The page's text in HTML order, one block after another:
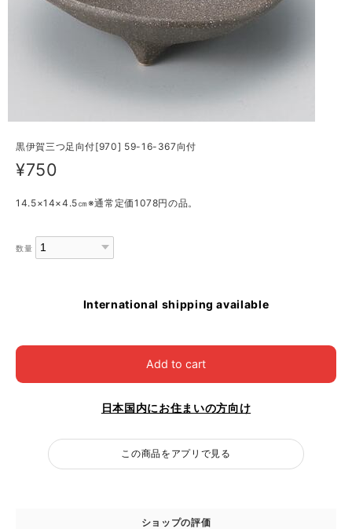
黒伊賀三つ足向付[970] 59-16-367向付
¥750
14.5×14×4.5㎝※通常定価1078円の品。
数量
International shipping available
Add to cart
日本国内にお住まいの方向け
この商品をアプリで見る
ショップの評価